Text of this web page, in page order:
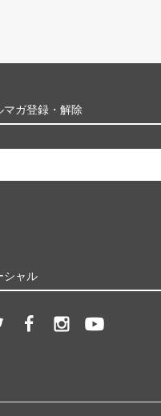
マガ登録・解除
シャル